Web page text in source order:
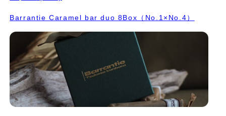
Barrantie Caramel bar duo 8Box（No.1×No.4）